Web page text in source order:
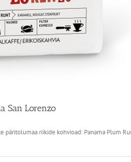
San Lorenzo
päritolumaa riikide kohvioad: Panama Plum